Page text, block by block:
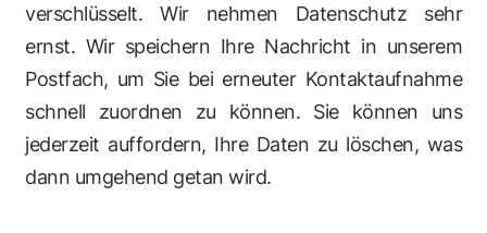
verschlüsselt. Wir nehmen Datenschutz sehr
ernst. Wir speichern Ihre Nachricht in unserem
Postfach, um Sie bei erneuter Kontaktaufnahme
schnell zuordnen zu können. Sie können uns
jederzeit auffordern, Ihre Daten zu löschen, was
dann umgehend getan wird.